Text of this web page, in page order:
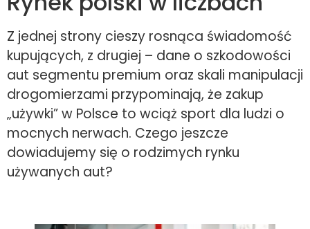
Z jednej strony cieszy rosnąca świadomość
kupujących, z drugiej – dane o szkodowości
aut segmentu premium oraz skali manipulacji
drogomierzami przypominają, że zakup
„używki” w Polsce to wciąż sport dla ludzi o
mocnych nerwach. Czego jeszcze
dowiadujemy się o rodzimych rynku
używanych aut?